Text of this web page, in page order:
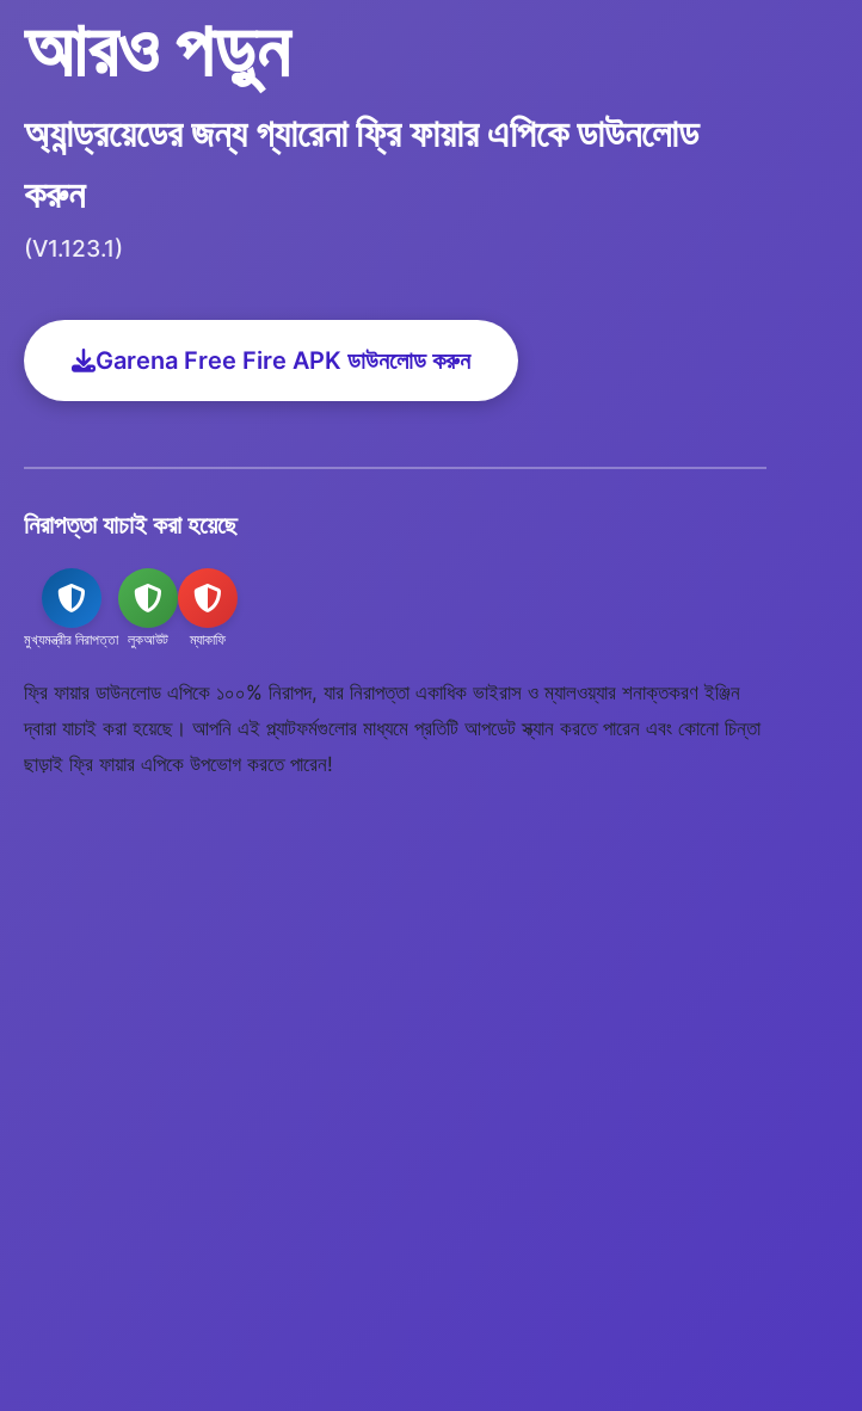
আরও পড়ুন
অ্যান্ড্রয়েডের জন্য গ্যারেনা ফ্রি ফায়ার এপিকে ডাউনলোড
করুন
(V1.123.1)
Garena Free Fire APK ডাউনলোড করুন
নিরাপত্তা যাচাই করা হয়েছে
মুখ্যমন্ত্রীর নিরাপত্তা লুকআউট ম্যাকাফি
ফ্রি ফায়ার ডাউনলোড এপিকে ১০০% নিরাপদ, যার নিরাপত্তা একাধিক ভাইরাস ও ম্যালওয়্যার শনাক্তকরণ ইঞ্জিন
দ্বারা যাচাই করা হয়েছে। আপনি এই প্ল্যাটফর্মগুলোর মাধ্যমে প্রতিটি আপডেট স্ক্যান করতে পারেন এবং কোনো চিন্তা
ছাড়াই ফ্রি ফায়ার এপিকে উপভোগ করতে পারেন!